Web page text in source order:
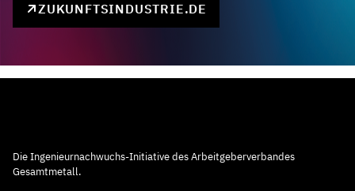
ZUKUNFTSINDUSTRIE.DE
Die Ingenieurnachwuchs-Initiative des Arbeitgeberverbandes
Gesamtmetall.